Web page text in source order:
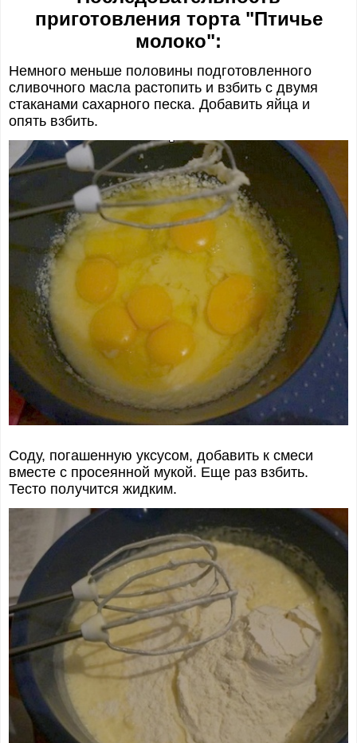
приготовления торта "Птичье
молоко":
Немного меньше половины подготовленного
сливочного масла растопить и взбить с двумя
стаканами сахарного песка. Добавить яйца и
опять взбить.
Соду, погашенную уксусом, добавить к смеси
вместе с просеянной мукой. Еще раз взбить.
Тесто получится жидким.